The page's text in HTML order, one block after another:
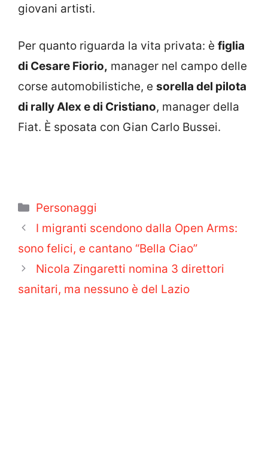
giovani artisti.
Per quanto riguarda la vita privata: è figlia
di Cesare Fiorio, manager nel campo delle
corse automobilistiche, e sorella del pilota
di rally Alex e di Cristiano, manager della
Fiat. È sposata con Gian Carlo Bussei.
Categorie
Personaggi
I migranti scendono dalla Open Arms:
sono felici, e cantano “Bella Ciao”
Nicola Zingaretti nomina 3 direttori
sanitari, ma nessuno è del Lazio